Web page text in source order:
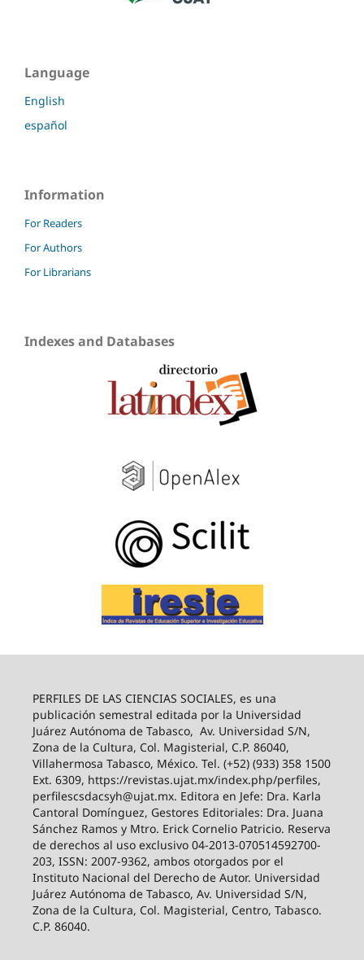
Language
English
español
Information
For Readers
For Authors
For Librarians
Indexes and Databases
PERFILES DE LAS CIENCIAS SOCIALES, es una
publicación semestral editada por la Universidad
Juárez Autónoma de Tabasco, Av. Universidad S/N,
Zona de la Cultura, Col. Magisterial, C.P. 86040,
Villahermosa Tabasco, México. Tel. (+52) (933) 358 1500
Ext. 6309, https://revistas.ujat.mx/index.php/perfiles,
perfilescsdacsyh@ujat.mx. Editora en Jefe: Dra. Karla
Cantoral Domínguez, Gestores Editoriales: Dra. Juana
Sánchez Ramos y Mtro. Erick Cornelio Patricio. Reserva
de derechos al uso exclusivo 04-2013-070514592700-
203, ISSN: 2007-9362, ambos otorgados por el
Instituto Nacional del Derecho de Autor. Universidad
Juárez Autónoma de Tabasco, Av. Universidad S/N,
Zona de la Cultura, Col. Magisterial, Centro, Tabasco.
C.P. 86040.